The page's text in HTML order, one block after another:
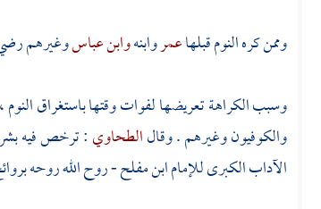
وممن كره النوم قبلهاعمروابنهوابن عباسوغيرهم
وسبب الكراهة تعريضها لفوات وقتها باستغراق
والكوفيون وغيرهم . وقالالطحاوي: ترخص فيه
الآداب الكبرى للإمامابن مفلح- روح الله روحه